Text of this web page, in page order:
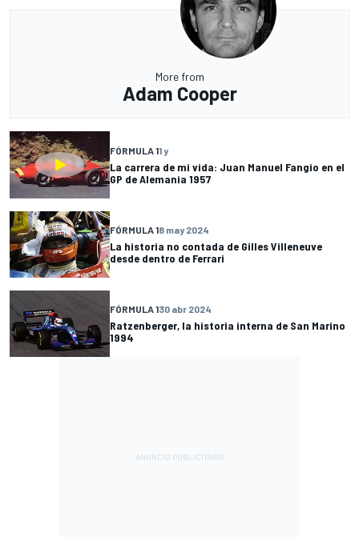
More from
Adam Cooper
FÓRMULA 11 y
La carrera de mi vida: Juan Manuel Fangio en el
GP de Alemania 1957
FÓRMULA 18 may 2024
La historia no contada de Gilles Villeneuve
desde dentro de Ferrari
FÓRMULA 130 abr 2024
Ratzenberger, la historia interna de San Marino
1994